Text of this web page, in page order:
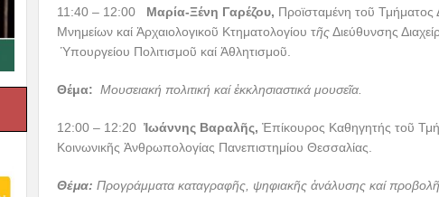
11:40 – 12:00 Μαρία-Ξένη Γαρέζου, Προϊσταμένη τοῦ Τμήματος
Μνημείων καί Ἀρχαιολογικοῦ Κτηματολογίου τῆςΔιεύθυνσης
Ὑπουργείου Πολιτισμοῦ καί Ἀθλητισμοῦ.
Θέμα: Μουσειακή πολιτική καί ἐκκλησιαστικά μουσεῖα.
12:00 – 12:20 Ἰωάννης Βαραλῆς, Ἐπίκουρος Καθηγητής τοῦ
Κοινωνικῆς Ἀνθρωπολογίας Πανεπιστημίου Θεσσαλίας.
Θέμα: Προγράμματα καταγραφῆς, ψηφιακῆς ἀνάλυσης καί